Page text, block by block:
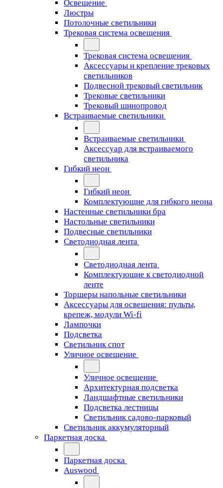
Освещение
Люстры
Потолочные светильники
Трековая система освещения
Трековая система освещения
Аксессуары и крепление трековых
светильников
Подвесной трековый светильник
Трековые светильники
Трековый шинопровод
Встраиваемые светильники
Встраиваемые светильники
Аксессуар для встраиваемого
светильника
Гибкий неон
Гибкий неон
Комплектующие для гибкого неона
Настенные светильники бра
Настольные светильники
Подвесные светильники
Светодиодная лента
Светодиодная лента
Комплектующие к светодиодной
ленте
Торшеры напольные светильники
Аксессуары для освещения: пульты,
крепеж, модули Wi-fi
Лампочки
Подсветка
Светильник спот
Уличное освещение
Уличное освещение
Архитектурная подсветка
Ландшафтные светильники
Подсветка лестницы
Светильник садово-парковый
Светильник аккумуляторный
Паркетная доска
Паркетная доска
Auswood